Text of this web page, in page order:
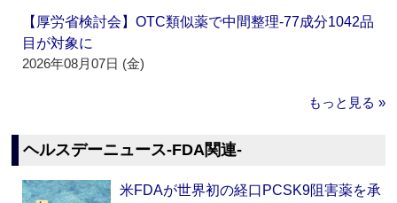
【厚労省検討会】OTC類似薬で中間整理‐77成分1042品
目が対象に
2026年08月07日 (金)
もっと見る »
ヘルスデーニュース‐FDA関連‐
米FDAが世界初の経口PCSK9阻害薬を承